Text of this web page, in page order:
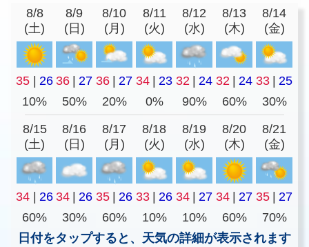
8/8
(土)
8/9
(日)
8/10
(月)
8/11
(火)
8/12
(水)
8/13
(木)
8/14
(金)
35 | 26 36 | 27 36 | 27 34 | 23 32 | 24 32 | 24 33 | 25
10%
50% 20% 0% 90% 60% 30%
8/15
(土)
8/16
(日)
8/17
(月)
8/18
(火)
8/19
(水)
8/20
(木)
8/21
(金)
34 | 26 34 | 26 35 | 26 33 | 26 34 | 27 34 | 27 35 | 27
60%
30% 60% 10% 10% 60%
70%
日付をタップすると、天気の詳細が表示されます